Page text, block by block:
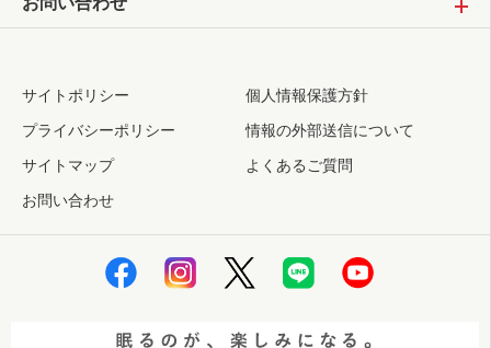
サイトポリシー
個人情報保護方針
プライバシーポリシー
情報の外部送信について
サイトマップ
よくあるご質問
お問い合わせ